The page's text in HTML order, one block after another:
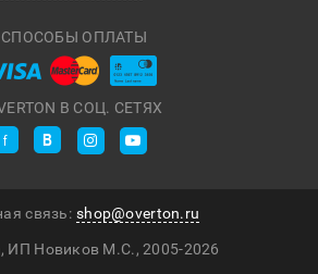
В СОЦ. СЕТЯХ
СПОСОБЫ ОПЛАТЫ
ИП Новиков М.С., 2005-2026
связь: shop@overton.ru